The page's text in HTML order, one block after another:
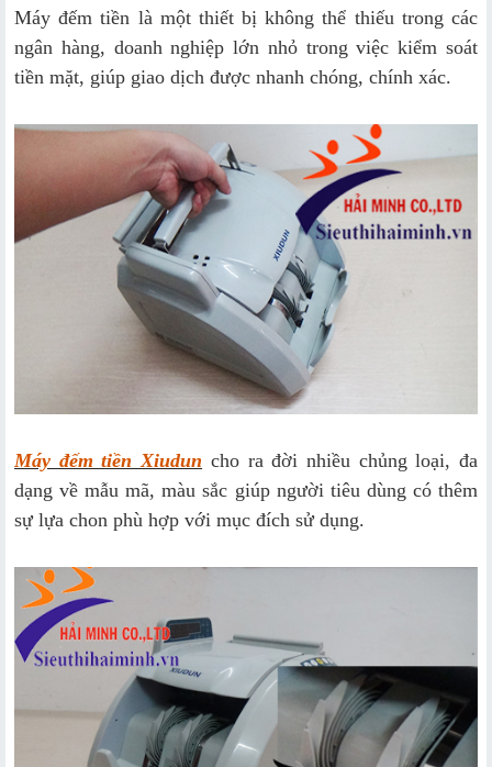
Máy đếm tiền là một thiết bị không thể thiếu trong các
ngân hàng, doanh nghiệp lớn nhỏ trong việc kiểm soát
tiền mặt, giúp giao dịch được nhanh chóng, chính xác.
Máy đếm tiền Xiudun cho ra đời nhiều chủng loại, đa
dạng về mẫu mã, màu sắc giúp người tiêu dùng có thêm
sự lựa chon phù hợp với mục đích sử dụng.